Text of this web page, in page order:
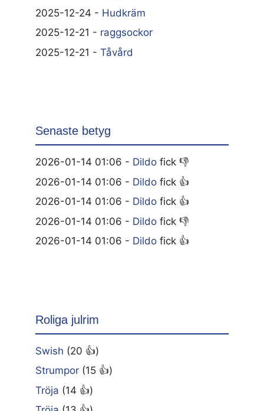
2025-12-24 - Hudkräm
2025-12-21 - raggsockor
2025-12-21 - Tåvård
Senaste betyg
2026-01-14 01:06 - Dildo fick 👎
2026-01-14 01:06 - Dildo fick 👍
2026-01-14 01:06 - Dildo fick 👍
2026-01-14 01:06 - Dildo fick 👎
2026-01-14 01:06 - Dildo fick 👍
Roliga julrim
Swish (20 👍)
Strumpor (15 👍)
Tröja (14 👍)